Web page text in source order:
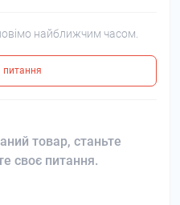
найближчим часом.
питання
товар, станьте
своє питання.